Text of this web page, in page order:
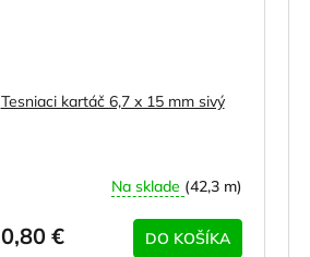
Tesniaci kartáč 6,7 x 15 mm sivý
Na sklade (42,3 m)
0,80 € DO KOŠÍKA